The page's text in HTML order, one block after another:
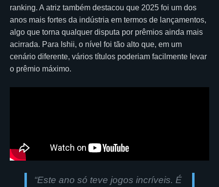
ranking. A atriz também destacou que 2025 foi um dos
anos mais fortes da indústria em termos de lançamentos,
algo que torna qualquer disputa por prêmios ainda mais
acirrada. Para Ishii, o nível foi tão alto que, em um
cenário diferente, vários títulos poderiam facilmente levar
o prêmio máximo.
“Este ano só teve jogos incríveis. É